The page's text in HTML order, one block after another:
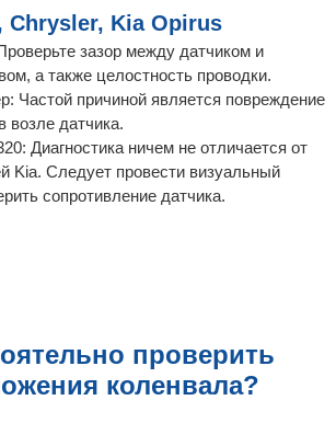
Chrysler, Kia Opirus
зазор между датчиком и
а также целостность проводки.
Частой причиной является повреждение
возле датчика.
Диагностика ничем не отличается от
Kia. Следует провести визуальный
сопротивление датчика.
проверить
коленвала?